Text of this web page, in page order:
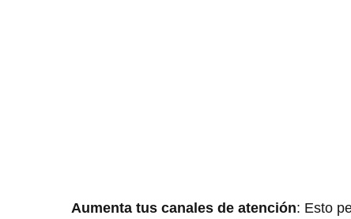
Aumenta tus canales de atención: Esto